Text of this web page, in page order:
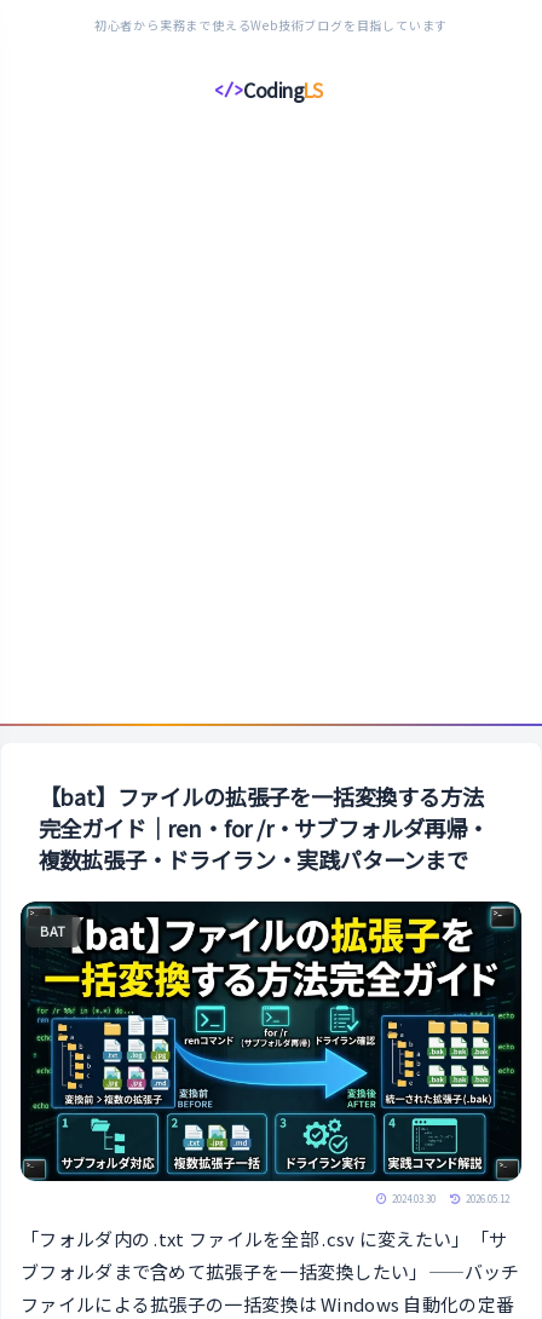
初心者から実務まで使えるWeb技術ブログを目指しています
</>CodingLS
コ
【bat】ファイルの拡張子を一括変換する方法
完全ガイド｜ren・for /r・サブフォルダ再帰・
複数拡張子・ドライラン・実践パターンまで
BAT
2024.03.30 2026.05.12
「フォルダ内の .txt ファイルを全部 .csv に変えたい」「サ
ブフォルダまで含めて拡張子を一括変換したい」——バッチ
ファイルによる拡張子の一括変換は Windows 自動化の定番